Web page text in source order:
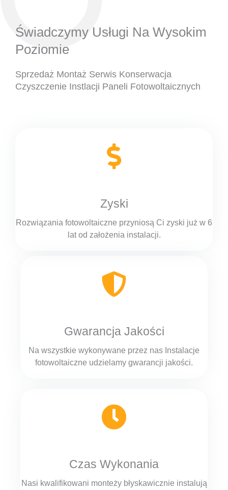
Świadczymy Usługi Na Wysokim
Poziomie
Sprzedaż Montaż Serwis Konserwacja
Czyszczenie Instlacji Paneli Fotowoltaicznych
Zyski
Rozwiązania fotowoltaiczne przyniosą Ci zyski już w 6
lat od założenia instalacji.
Gwarancja Jakości
Na wszystkie wykonywane przez nas Instalacje
fotowoltaiczne udzielamy gwarancji jakości.
Czas Wykonania
Nasi kwalifikowani monteży błyskawicznie instalują